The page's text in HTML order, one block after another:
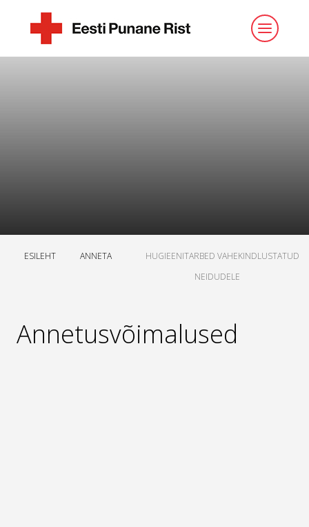
ESILEHT ANNETA
HUGIEENITARBED VAHEKINDLUSTATUD
NEIDUDELE
Annetusvõimalused